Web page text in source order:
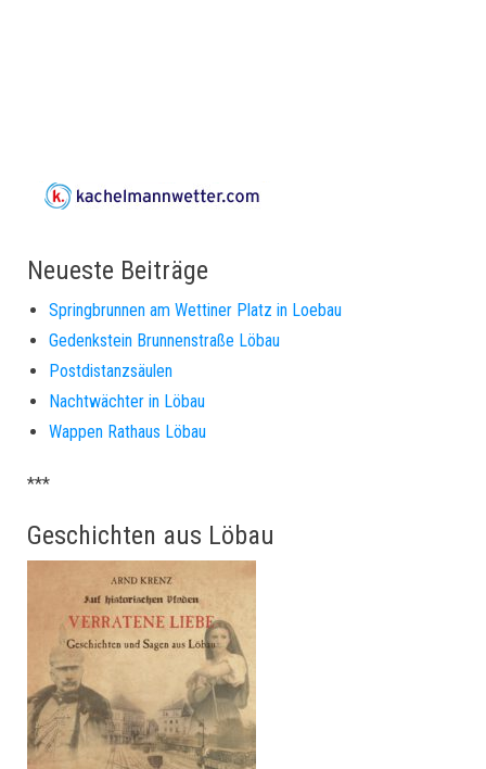
Neueste Beiträge
Springbrunnen am Wettiner Platz in Loebau
Gedenkstein Brunnenstraße Löbau
Postdistanzsäulen
Nachtwächter in Löbau
Wappen Rathaus Löbau
***
Geschichten aus Löbau